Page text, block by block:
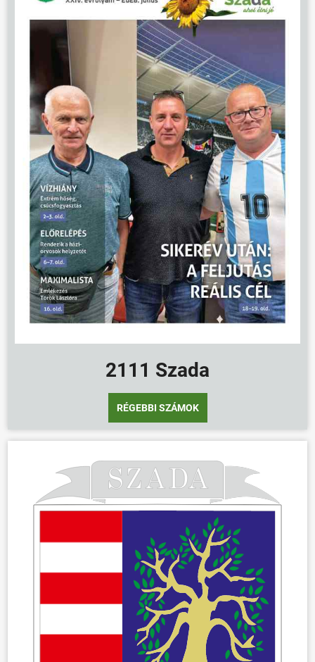
ÖNKORMÁNYZAT
ÜGYINTÉZÉS
KÖZÖSSÉG
HÍREK
2111 Szada
RÉGEBBI SZÁMOK